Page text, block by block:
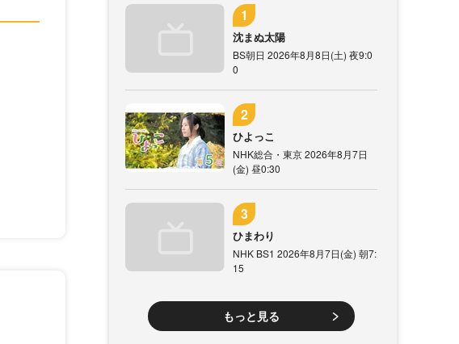
沈まぬ太陽
BS朝日 2026年8月8日(土) 夜9:0
0
ひよっこ
NHK総合・東京 2026年8月7日
(金) 昼0:30
ひまわり
NHK BS1 2026年8月7日(金) 朝7:
15
もっと見る